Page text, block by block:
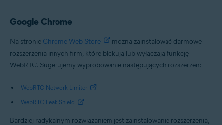
Google Chrome
Na stronie Chrome Web Store
można zainstalować darmowe
rozszerzenia innych firm, które blokują lub wyłączają funkcję
WebRTC. Sugerujemy wypróbowanie następujących rozszerzeń:
WebRTC Network Limiter
WebRTC Leak Shield
Bardziej radykalnym rozwiązaniem jest zainstalowanie rozszerzenia,